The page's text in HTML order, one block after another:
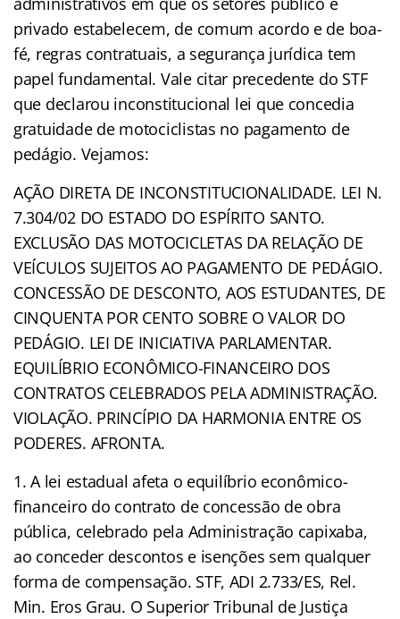
privado estabelecem, de comum acordo e de boa-
fé, regras contratuais, a segurança jurídica tem
papel fundamental. Vale citar precedente do STF
que declarou inconstitucional lei que concedia
gratuidade de motociclistas no pagamento de
pedágio. Vejamos:
AÇÃO DIRETA DE INCONSTITUCIONALIDADE. LEI N.
7.304/02 DO ESTADO DO ESPÍRITO SANTO.
EXCLUSÃO DAS MOTOCICLETAS DA RELAÇÃO DE
VEÍCULOS SUJEITOS AO PAGAMENTO DE PEDÁGIO.
CONCESSÃO DE DESCONTO, AOS ESTUDANTES, DE
CINQUENTA POR CENTO SOBRE O VALOR DO
PEDÁGIO. LEI DE INICIATIVA PARLAMENTAR.
EQUILÍBRIO ECONÔMICO-FINANCEIRO DOS
CONTRATOS CELEBRADOS PELA ADMINISTRAÇÃO.
VIOLAÇÃO. PRINCÍPIO DA HARMONIA ENTRE OS
PODERES. AFRONTA.
1. A lei estadual afeta o equilíbrio econômico-
financeiro do contrato de concessão de obra
pública, celebrado pela Administração capixaba,
ao conceder descontos e isenções sem qualquer
forma de compensação. STF, ADI 2.733/ES, Rel.
Min. Eros Grau. O Superior Tribunal de Justiça